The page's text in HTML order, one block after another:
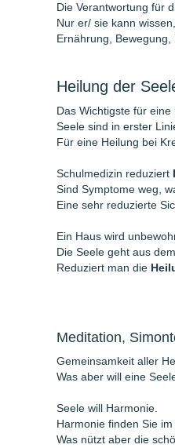
Die Verantwortung für
Nur er/ sie kann
Ernährung,
Heilung der
Das Wichtigste für eine
Seele sind in erster
Für eine Heilung bei
Schulmedizin reduziert
Sind Symptome weg,
Eine sehr reduzierte
Ein Haus wird
Die Seele geht aus
Reduziert man die
Meditation,
Gemeinsamkeit aller
Was aber will eine
Seele will Harmonie.
Harmonie finden Sie im
Was nützt aber die